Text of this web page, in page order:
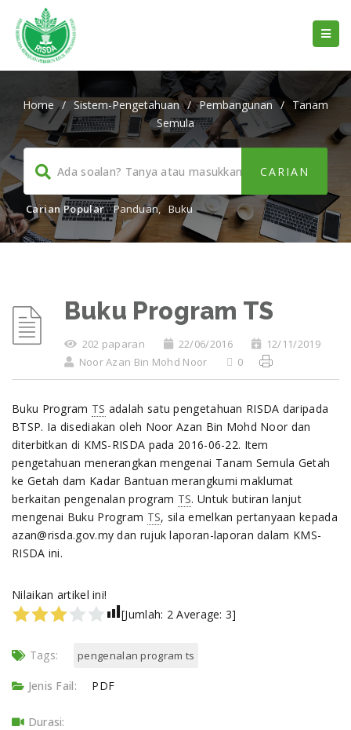
Home / Sistem-Pengetahuan / Pembangunan / Tanam
Semula
Carian Popular Panduan, Buku
Buku Program TS
202 paparan 22/06/2016
12/11/2019
Noor Azan Bin Mohd Noor
0
Buku Program TS adalah satu pengetahuan RISDA daripada
BTSP. Ia disediakan oleh Noor Azan Bin Mohd Noor dan
diterbitkan di KMS-RISDA pada 2016-06-22. Item
pengetahuan menerangkan mengenai Tanam Semula Getah
ke Getah dam Kadar Bantuan merangkumi maklumat
berkaitan pengenalan program TS. Untuk butiran lanjut
mengenai Buku Program TS, sila emelkan pertanyaan kepada
azan@risda.gov.my dan rujuk laporan-laporan dalam KMS-
RISDA ini.
Nilaikan artikel ini!
[Jumlah: 2 Average:3]
Tags: pengenalan program ts
Jenis Fail: PDF
Durasi: